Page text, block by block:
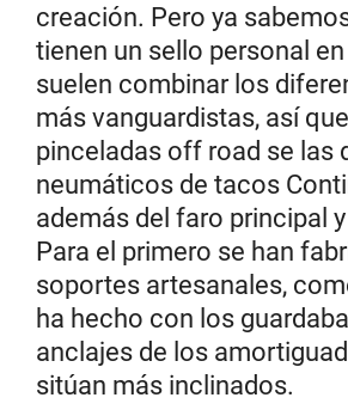
creación. Pero ya
tienen un sello personal
suelen combinar los
más vanguardistas, así
pinceladas off road se las
neumáticos de tacos
además del faro principal
Para el primero se han
soportes artesanales,
ha hecho con los
anclajes de los
sitúan más inclinados.